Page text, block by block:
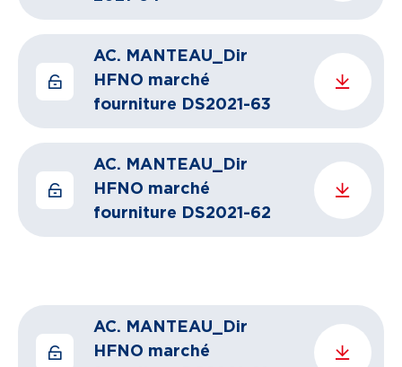
AC. MANTEAU_Dir
HFNO marché
fourniture DS2021-63
AC. MANTEAU_Dir
HFNO marché
fourniture DS2021-62
AC. MANTEAU_Dir
HFNO marché